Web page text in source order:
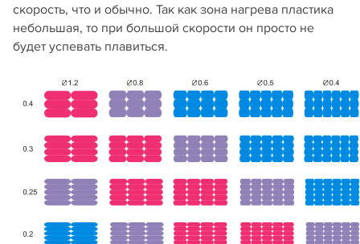
скорость, что и обычно. Так как зона нагрева пластика
небольшая, то при большой скорости он просто не
будет успевать плавиться.